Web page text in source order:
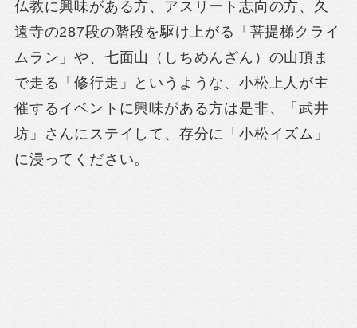
仏教に興味がある方、アスリート志向の方、久
遠寺の287段の階段を駆け上がる「菩提梯クライ
ムラン」や、七面山（しちめんざん）の山頂ま
で走る「修行走」というような、小松上人が主
催するイベントに興味がある方は是非、「武井
坊」さんにステイして、存分に「小松イズム」
に浸ってください。